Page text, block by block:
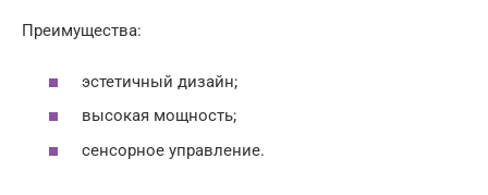
Преимущества:
эстетичный дизайн;
высокая мощность;
сенсорное управление.